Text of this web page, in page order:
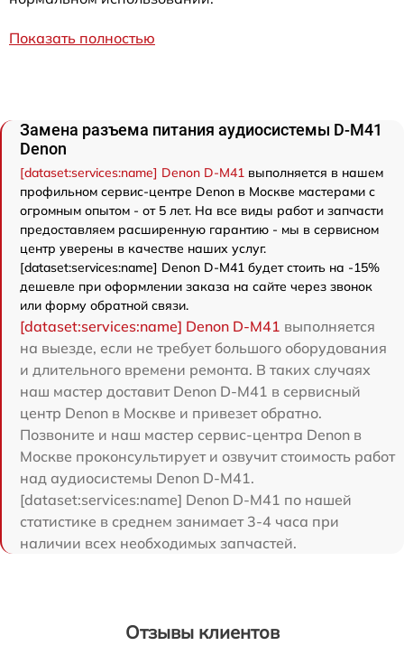
Показать полностью
Замена разъема питания аудиосистемы D-M41
Denon
[dataset:services:name] Denon D-M41 выполняется в нашем
профильном сервис-центре Denon в Москве мастерами с
огромным опытом - от 5 лет. На все виды работ и запчасти
предоставляем расширенную гарантию - мы в сервисном
центр уверены в качестве наших услуг.
[dataset:services:name] Denon D-M41 будет стоить на -15%
дешевле при оформлении заказа на сайте через звонок
или форму обратной связи.
[dataset:services:name] Denon D-M41 выполняется
на выезде, если не требует большого оборудования
и длительного времени ремонта. В таких случаях
наш мастер доставит Denon D-M41 в сервисный
центр Denon в Москве и привезет обратно.
Позвоните и наш мастер сервис-центра Denon в
Москве проконсультирует и озвучит стоимость работ
над аудиосистемы Denon D-M41.
[dataset:services:name] Denon D-M41 по нашей
статистике в среднем занимает 3-4 часа при
наличии всех необходимых запчастей.
Отзывы клиентов